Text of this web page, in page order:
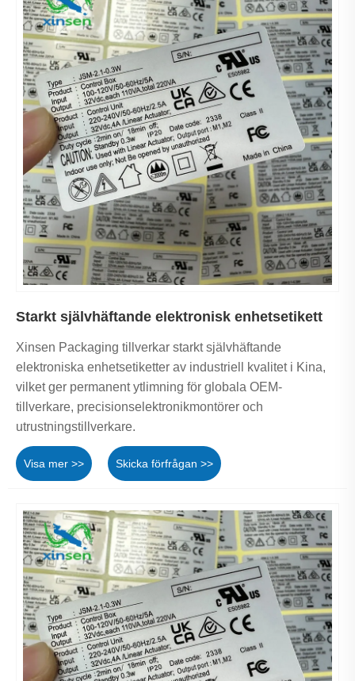
Starkt självhäftande elektronisk enhetsetikett
Xinsen Packaging tillverkar starkt självhäftande
elektroniska enhetsetiketter av industriell kvalitet i Kina,
vilket ger permanent ytlimning för globala OEM-
tillverkare, precisionselektronikmontörer och
utrustningstillverkare.
Visa mer >> Skicka förfrågan >>